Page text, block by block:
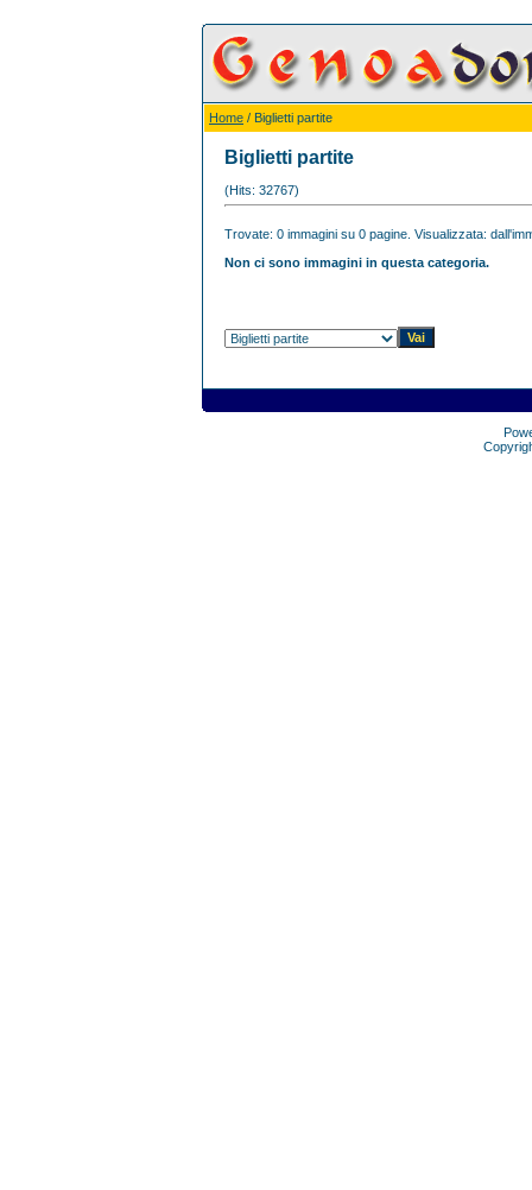
Home / Biglietti partite
Biglietti partite
(Hits: 32767)
Trovate: 0 immagini su 0 pagine. Visualizzata:
Non ci sono immagini in questa categoria.